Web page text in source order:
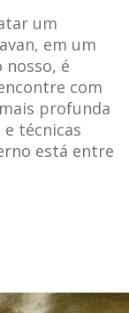
um
em um
é
com
profunda
e técnicas
está entre